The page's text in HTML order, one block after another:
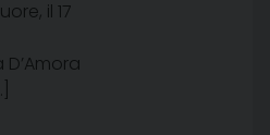
il 17